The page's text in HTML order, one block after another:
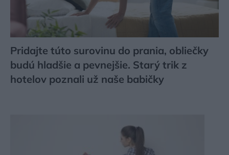
Pridajte túto surovinu do prania, obliečky
budú hladšie a pevnejšie. Starý trik z
hotelov poznali už naše babičky